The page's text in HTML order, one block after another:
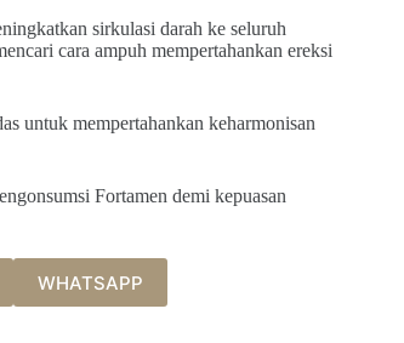
sirkulasi darah ke seluruh
cara ampuh mempertahankan ereksi
untuk mempertahankan keharmonisan
Fortamen demi kepuasan
WHATSAPP